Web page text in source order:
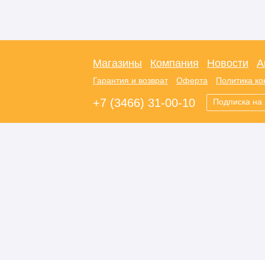
Магазины Компания Новости
Гарантия и возврат Оферта Политика
+7 (3466) 31-00-10 Подписка на